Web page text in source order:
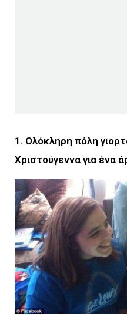
1. Ολόκληρη πόλη
Χριστούγεννα για ένα